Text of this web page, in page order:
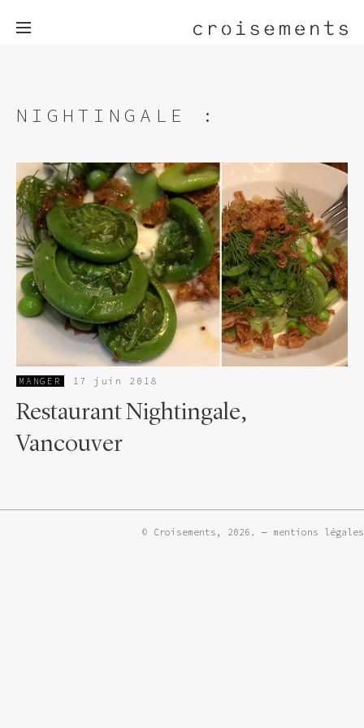
NIGHTINGALE
MANGER 17 juin 2018
Restaurant Nightingale,
Vancouver
© Croisements, 2026. — mentions légales